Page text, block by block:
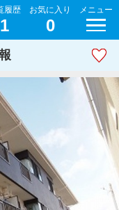
履歴
1
お気に入り
0
メニュー